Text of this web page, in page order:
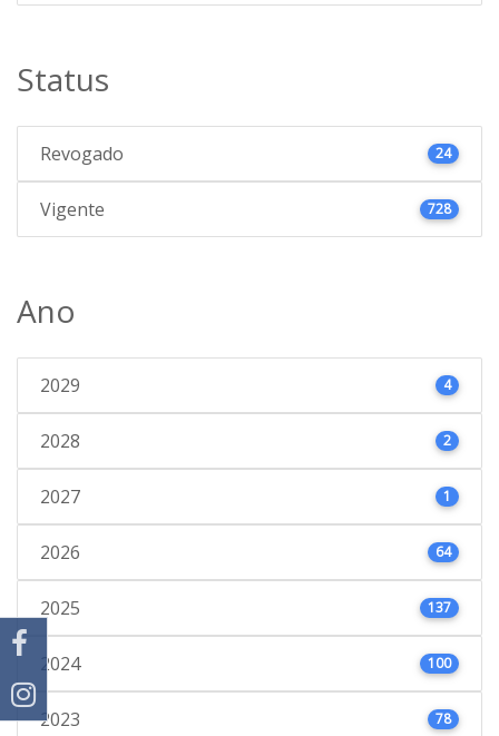
Status
Revogado 24
Vigente 728
Ano
2029 4
2028 2
2027 1
2026 64
2025 137
2024 100
2023 78